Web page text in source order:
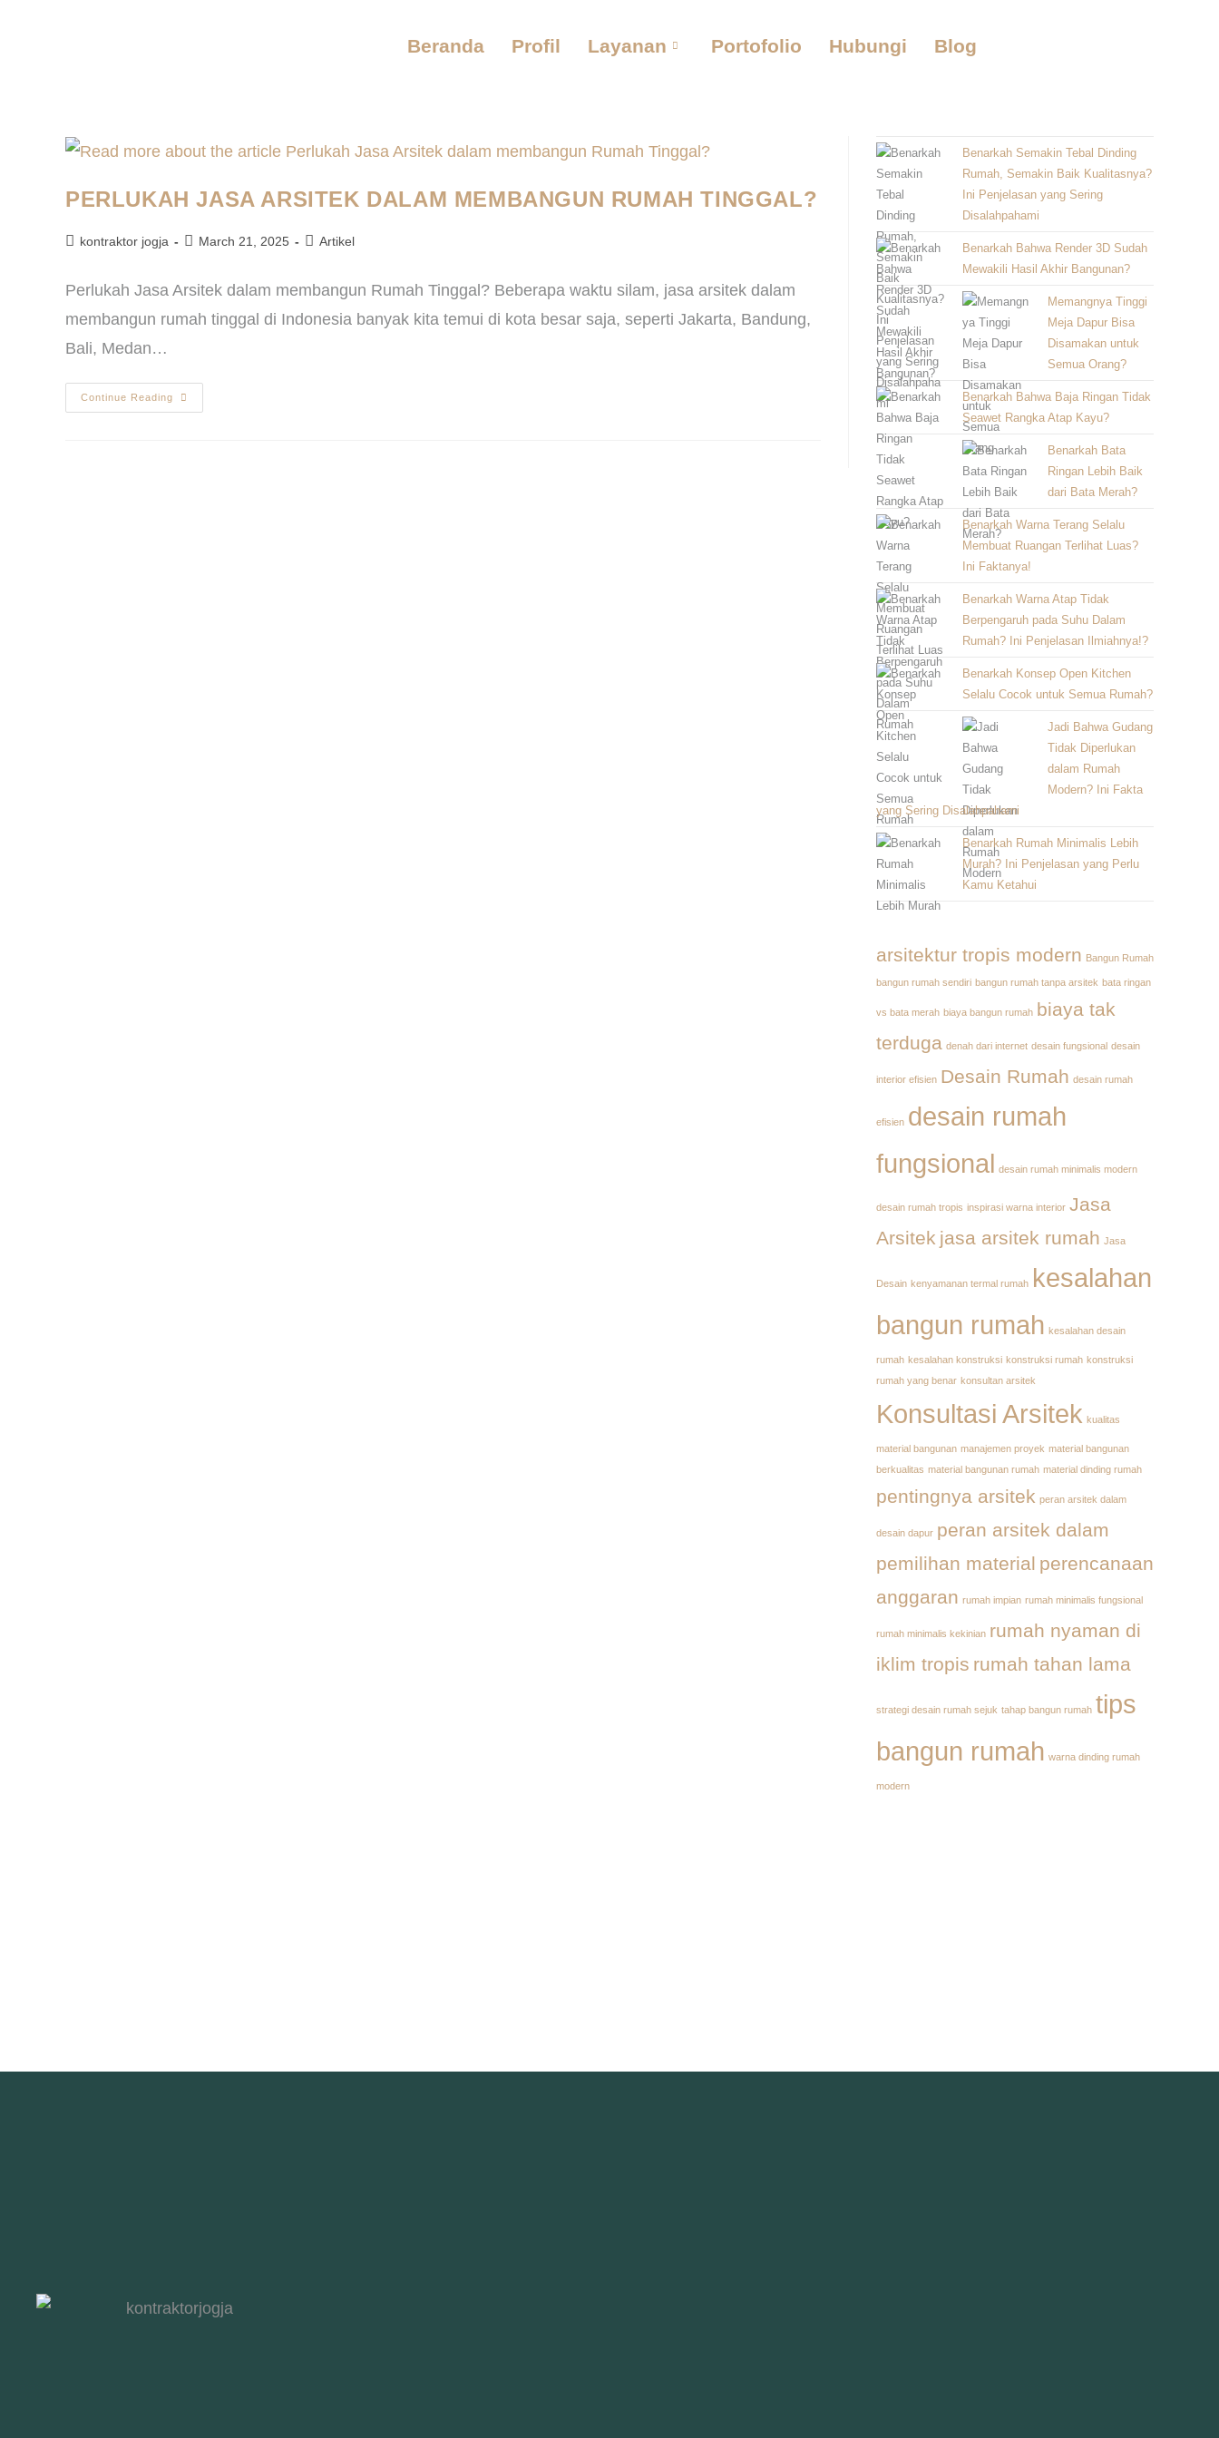
Beranda Profil Layanan Portofolio Hubungi Blog
PERLUKAH JASA ARSITEK DALAM MEMBANGUN RUMAH TINGGAL?
kontraktor jogja March 21, 2025 Artikel
Perlukah Jasa Arsitek dalam membangun Rumah Tinggal? Beberapa waktu silam, jasa arsitek dalam
membangun rumah tinggal di Indonesia banyak kita temui di kota besar saja, seperti Jakarta, Bandung,
Bali, Medan…
Continue Reading
Benarkah Semakin Tebal Dinding
Rumah, Semakin Baik Kualitasnya?
Ini Penjelasan yang Sering
Disalahpahami
Benarkah Bahwa Render 3D Sudah
Mewakili Hasil Akhir Bangunan?
Memangnya Tinggi
Meja Dapur Bisa
Disamakan untuk
Semua Orang?
Benarkah Bahwa Baja Ringan Tidak
Seawet Rangka Atap Kayu?
Benarkah Bata
Ringan Lebih Baik
dari Bata Merah?
Benarkah Warna Terang Selalu
Membuat Ruangan Terlihat Luas?
Ini Faktanya!
Benarkah Warna Atap Tidak
Berpengaruh pada Suhu Dalam
Rumah? Ini Penjelasan Ilmiahnya!?
Benarkah Konsep Open Kitchen
Selalu Cocok untuk Semua Rumah?
Jadi Bahwa Gudang
Tidak Diperlukan
dalam Rumah
Modern? Ini Fakta
yang Sering Disalahpahami
Benarkah Rumah Minimalis Lebih
Murah? Ini Penjelasan yang Perlu
Kamu Ketahui
arsitektur tropis modern Bangun Rumah
bangun rumah sendiri bangun rumah tanpa arsitek bata ringan
vs bata merah biaya bangun rumah biaya tak
terduga denah dari internet desain fungsional desain
interior efisien Desain Rumah desain rumah
efisien desain rumah
fungsional desain rumah minimalis modern
desain rumah tropis inspirasi warna interior Jasa
Arsitek jasa arsitek rumah Jasa
Desain kenyamanan termal rumah kesalahan
bangun rumah kesalahan desain
rumah kesalahan konstruksi konstruksi rumah konstruksi
rumah yang benar konsultan arsitek
Konsultasi Arsitek kualitas
material bangunan manajemen proyek material bangunan
berkualitas material bangunan rumah material dinding rumah
pentingnya arsitek peran arsitek dalam
desain dapur peran arsitek dalam
pemilihan material perencanaan
anggaran rumah impian rumah minimalis fungsional
rumah minimalis kekinian rumah nyaman di
iklim tropis rumah tahan lama
strategi desain rumah sejuk tahap bangun rumah tips
bangun rumah warna dinding rumah
modern